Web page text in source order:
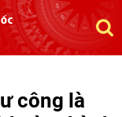
công là